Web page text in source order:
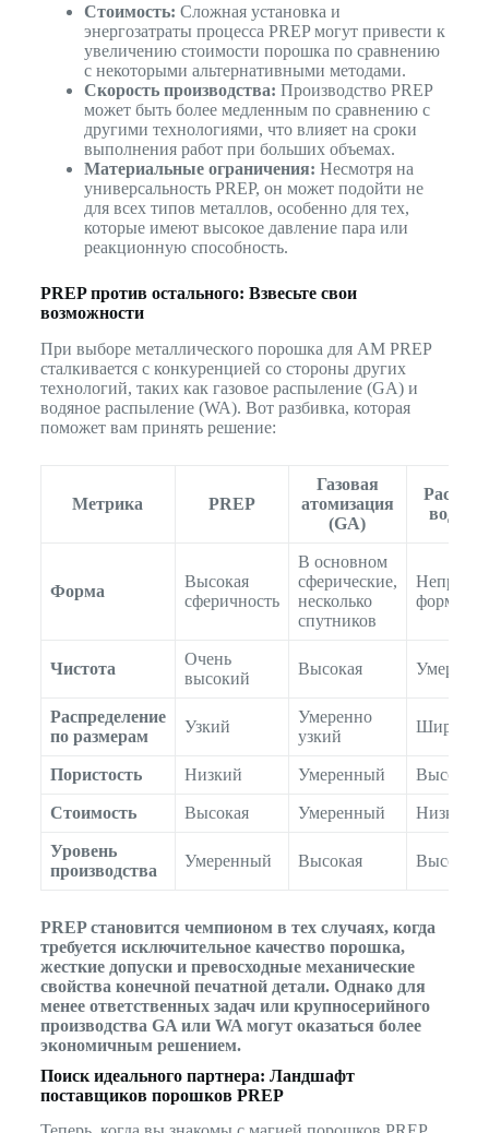
Стоимость: Сложная установка и
энергозатраты процесса PREP могут привести к
увеличению стоимости порошка по сравнению
с некоторыми альтернативными методами.
Скорость производства: Производство PREP
может быть более медленным по сравнению с
другими технологиями, что влияет на сроки
выполнения работ при больших объемах.
Материальные ограничения: Несмотря на
универсальность PREP, он может подойти не
для всех типов металлов, особенно для тех,
которые имеют высокое давление пара или
реакционную способность.
PREP против остального: Взвесьте свои
возможности
При выборе металлического порошка для AM PREP
сталкивается с конкуренцией со стороны других
технологий, таких как газовое распыление (GA) и
водяное распыление (WA). Вот разбивка, которая
поможет вам принять решение:
Метрика PREP
Газовая
атомизация
(GA)
воды
Форма
Высокая
сферичность
В основном
сферические,
несколько
спутников
формы
Чистота
Очень
высокий
Высокая
Распределение
по размерам
Узкий
Умеренно
узкий
Широкий
Пористость Низкий Умеренный Высокая
Стоимость Высокая Умеренный Низкий
Уровень
производства
Умеренный Высокая Высокая
PREP становится чемпионом в тех случаях, когда
требуется исключительное качество порошка,
жесткие допуски и превосходные механические
свойства конечной печатной детали. Однако для
менее ответственных задач или крупносерийного
производства GA или WA могут оказаться более
экономичным решением.
Поиск идеального партнера: Ландшафт
поставщиков порошков PREP